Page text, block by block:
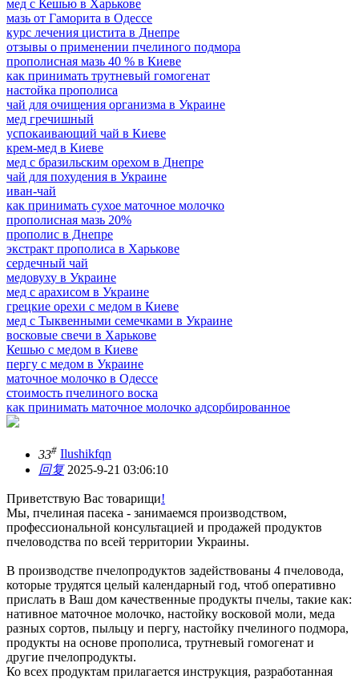
мед с Кешью в Харькове
мазь от Гаморита в Одессе
курс лечения цистита в Днепре
отзывы о применении пчелиного подмора
прополисная мазь 40 % в Киеве
как принимать трутневый гомогенат
настойка прополиса
чай для очищения организма в Украине
мед гречишный
успокаивающий чай в Киеве
крем-мед в Киеве
мед с бразильским орехом в Днепре
чай для похудения в Украине
иван-чай
как принимать сухое маточное молочко
прополисная мазь 20%
прополис в Днепре
экстракт прополиса в Харькове
сердечный чай
медовуху в Украине
мед с арахисом в Украине
грецкие орехи с медом в Киеве
мед с Тыквенными семечками в Украине
восковые свечи в Харькове
Кешью с медом в Киеве
пергу с медом в Украине
маточное молочко в Одессе
стоимость пчелиного воска
как принимать маточное молочко адсорбированное
33# Ilushikfqn
回复2025-9-21 03:06:10
Приветствую Вас товарищи!
Мы, пчелиная пасека - занимаемся производством,
профессиональной консультацией и продажей продуктов
пчеловодства по всей территории Украины.
В производстве пчелопродуктов задействованы 4 пчеловода,
которые трудятся целый календарный год, чтоб оперативно
прислать в Ваш дом качественные продукты пчелы, такие как:
нативное маточное молочко, настойку восковой моли, меда
разных сортов, пыльцу и пергу, настойку пчелиного подмора,
продукты на основе прополиса, трутневый гомогенат и
другие пчелопродукты.
Ко всех продуктам прилагается инструкция, разработанная